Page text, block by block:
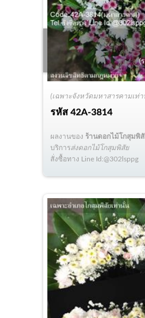
(เฉพาะจังหวัดมหาสารคามเท่า
รหัส42A-3814
(
ผลงานของ ร้านดอกไม้โกสุมพิ
บริการส่งดอกไม้โกสุมพิสัย
สั่งซื้อทาง Line Id:@302lsppg